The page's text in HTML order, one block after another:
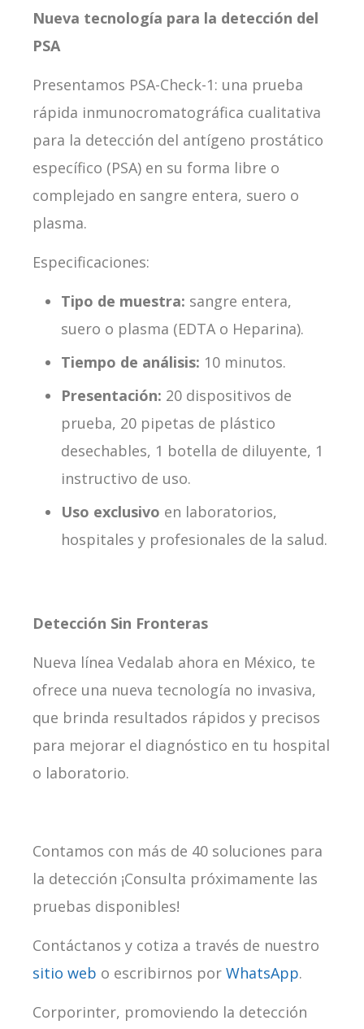
Nueva tecnología para la detección del
PSA
Presentamos PSA-Check-1: una prueba
rápida inmunocromatográfica cualitativa
para la detección del antígeno prostático
específico (PSA) en su forma libre o
complejado en sangre entera, suero o
plasma.
Especificaciones:
Tipo de muestra: sangre entera,
suero o plasma (EDTA o Heparina).
Tiempo de análisis: 10 minutos.
Presentación: 20 dispositivos de
prueba, 20 pipetas de plástico
desechables, 1 botella de diluyente, 1
instructivo de uso.
Uso exclusivo en laboratorios,
hospitales y profesionales de la salud.
Detección Sin Fronteras
Nueva línea Vedalab ahora en México, te
ofrece una nueva tecnología no invasiva,
que brinda resultados rápidos y precisos
para mejorar el diagnóstico en tu hospital
o laboratorio.
Contamos con más de 40 soluciones para
la detección ¡Consulta próximamente las
pruebas disponibles!
Contáctanos y cotiza a través de nuestro
sitio web o escribirnos por WhatsApp.
Corporinter, promoviendo la detección